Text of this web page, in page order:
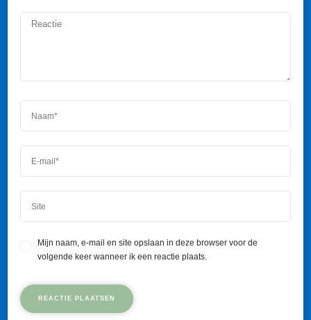
Mijn naam, e-mail en site opslaan in deze browser voor de
volgende keer wanneer ik een reactie plaats.